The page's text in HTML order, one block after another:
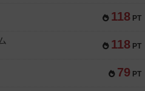
118 PT
118 PT
79 PT